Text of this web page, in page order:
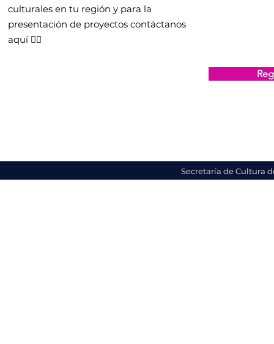
culturales en tu región y para la
presentación de proyectos contáctanos
aquí 👇🏻
Secretaría de Cultura